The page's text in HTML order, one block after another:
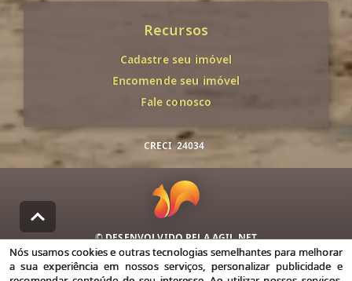
Recursos
Cadastre seu imóvel
Encomende seu imóvel
Fale conosco
CRECI 24034
© DESENVOLVIDO PELAAGIL.NET
Nós usamos cookies e outras tecnologias semelhantes para
melhorar a sua experiência em nossos serviços, personalizar
Nós usamos cookies e outras tecnologias semelhantes para melhorar
a sua experiência em nossos serviços, personalizar publicidade e